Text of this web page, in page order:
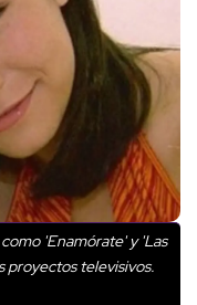
'Enamórate' y 'Las
proyectos televisivos.